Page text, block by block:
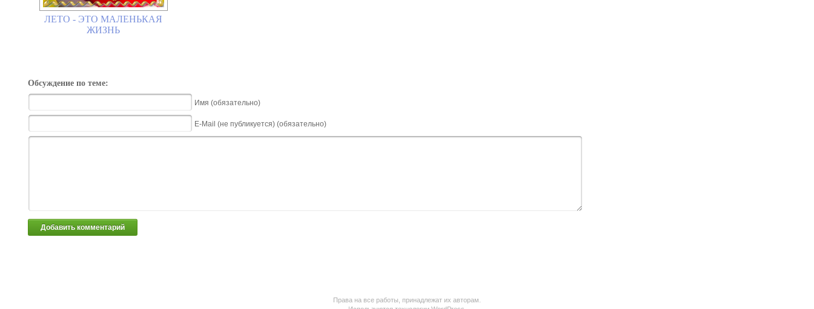
ЛЕТО - ЭТО МАЛЕНЬКАЯ
ЖИЗНЬ
Обсуждение по теме:
Имя (обязательно)
E-Mail (не публикуется) (обязательно)
Права на все работы, принадлежат их авторам.